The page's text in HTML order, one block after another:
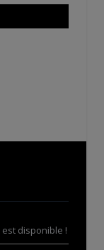
est disponible !